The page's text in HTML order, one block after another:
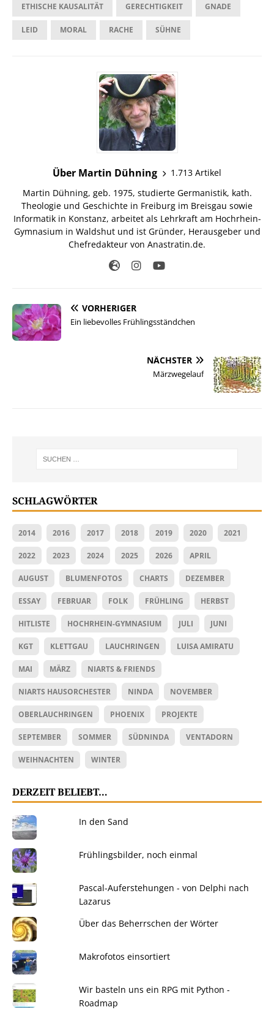
ETHISCHE KAUSALITÄT GERECHTIGKEIT GNADE
LEID MORAL RACHE SÜHNE
Über Martin Dühning
1.713 Artikel
Martin Dühning, geb. 1975, studierte Germanistik, kath.
Theologie und Geschichte in Freiburg im Breisgau sowie
Informatik in Konstanz, arbeitet als Lehrkraft am Hochrhein-
Gymnasium in Waldshut und ist Gründer, Herausgeber und
Chefredakteur von Anastratin.de.
VORHERIGER
Ein liebevolles Frühlingsständchen
NÄCHSTER
Märzwegelauf
SCHLAGWÖRTER
2014 2016 2017 2018 2019 2020 2021
2022 2023 2024 2025 2026 APRIL
AUGUST BLUMENFOTOS CHARTS DEZEMBER
ESSAY FEBRUAR FOLK FRÜHLING HERBST
HITLISTE HOCHRHEIN-GYMNASIUM JULI JUNI
KGT KLETTGAU LAUCHRINGEN LUISA AMIRATU
MAI MÄRZ NIARTS & FRIENDS
NIARTS HAUSORCHESTER NINDA NOVEMBER
OBERLAUCHRINGEN PHOENIX PROJEKTE
SEPTEMBER SOMMER SÜDNINDA VENTADORN
WEIHNACHTEN WINTER
DERZEIT BELIEBT…
In den Sand
Frühlingsbilder, noch einmal
Pascal-Auferstehungen - von Delphi nach
Lazarus
Über das Beherrschen der Wörter
Makrofotos einsortiert
Wir basteln uns ein RPG mit Python -
Roadmap